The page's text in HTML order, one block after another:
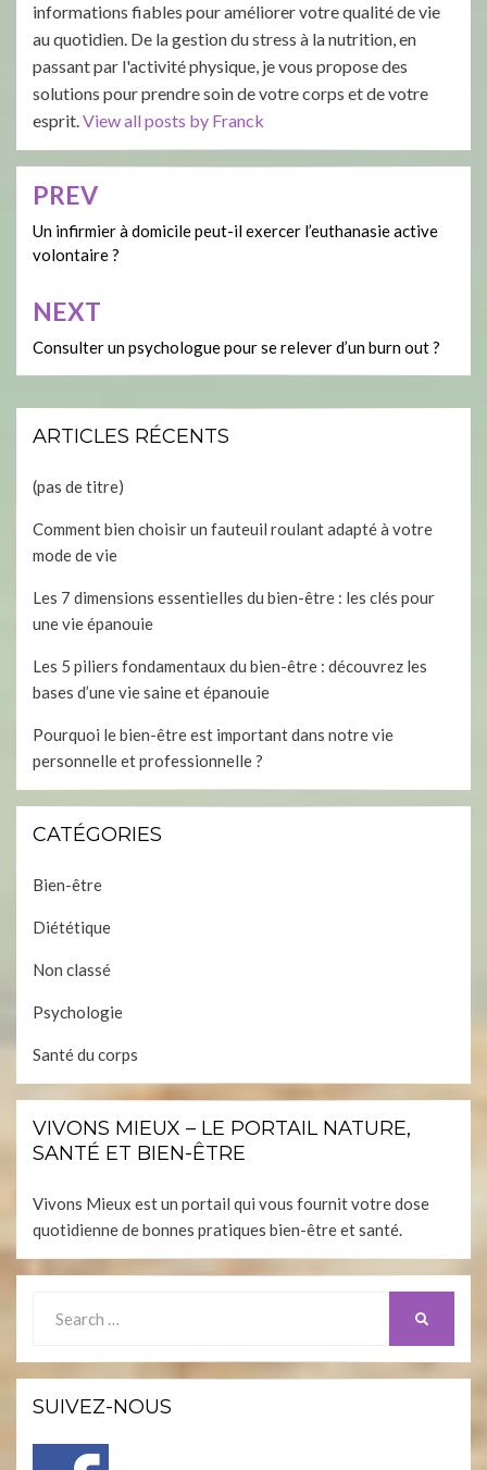
informations fiables pour améliorer votre qualité de vie
au quotidien. De la gestion du stress à la nutrition, en
passant par l'activité physique, je vous propose des
solutions pour prendre soin de votre corps et de votre
esprit.View all posts by Franck
Navigation
de
l’article
PREV
Un infirmier à domicile peut-il exercer l’euthanasie active
volontaire ?
NEXT
Consulter un psychologue pour se relever d’un burn out ?
ARTICLES RÉCENTS
(pas de titre)
Comment bien choisir un fauteuil roulant adapté à votre
mode de vie
Les 7 dimensions essentielles du bien-être : les clés pour
une vie épanouie
Les 5 piliers fondamentaux du bien-être : découvrez les
bases d’une vie saine et épanouie
Pourquoi le bien-être est important dans notre vie
personnelle et professionnelle ?
CATÉGORIES
Bien-être
Diététique
Non classé
Psychologie
Santé du corps
VIVONS MIEUX – LE PORTAIL NATURE,
SANTÉ ET BIEN-ÊTRE
Vivons Mieux est un portail qui vous fournit votre dose
quotidienne de bonnes pratiques bien-être et santé.
for:
SUIVEZ-NOUS